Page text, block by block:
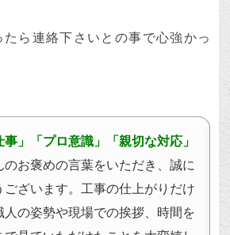
ら連絡下さいとの事で心強かっ
事」「プロ意識」「親切な対応」
のお褒めの言葉をいただき、誠に
ございます。工事の仕上がりだけ
人の姿勢や現場での挨拶、時間を